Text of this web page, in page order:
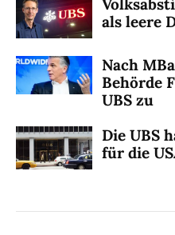
als leere
Nach
Behörde
UBS zu
Die UBS
für die